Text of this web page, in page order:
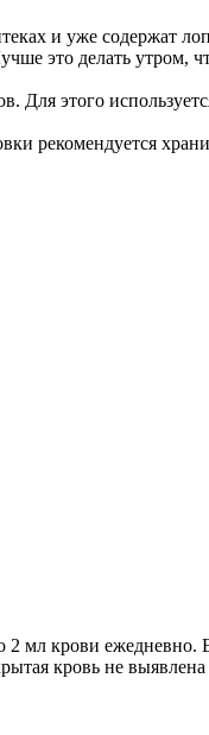
и уже содержат
это делать утром,
Для этого
рекомендуется
2 мл крови
кровь не